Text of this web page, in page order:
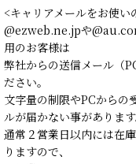
<キャリアメールをお使い
@ezweb.ne.jpや
用のお客様は
弊社からの送信メール（
ださい。
文字量の制限やPCからの
ルが届かない事があります
通常２営業日以内には在
りますので、